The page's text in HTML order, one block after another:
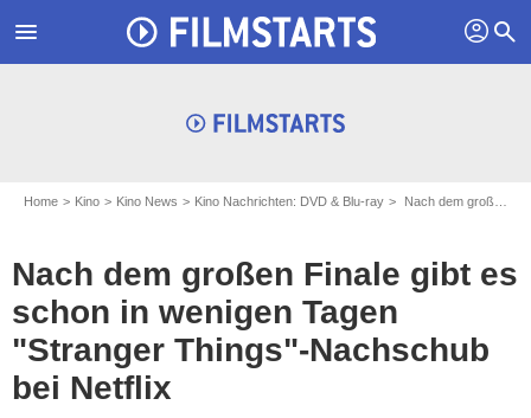
menu profil search
Home Kino Kino News Kino Nachrichten: DVD & Blu-ray Nach dem großen Finale gibt es schon in wenigen Tagen "Stranger Things"-Nachschub bei Netflix
Nach dem großen Finale gibt es
schon in wenigen Tagen
"Stranger Things"-Nachschub
bei Netflix